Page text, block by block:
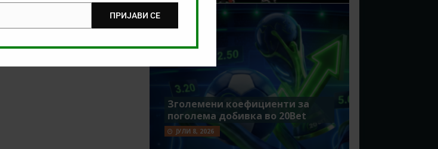
Зголемени коефициенти за
поголема добивка во 20Bet
ЈУЛИ 8, 2026
ПРИЈАВИ СЕ